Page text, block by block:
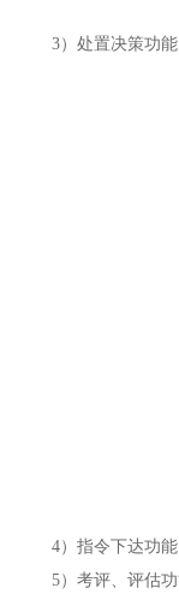
3）处置决策功
4）指令下达功
5）考评、评估